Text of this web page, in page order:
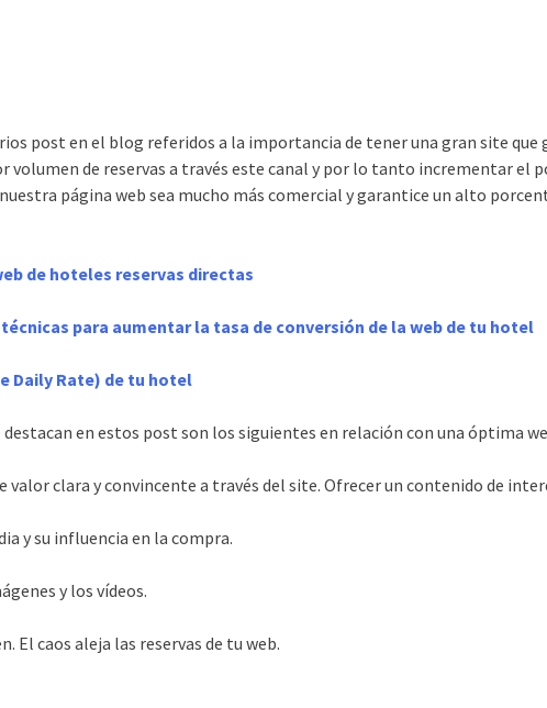
post en el blog referidos a la importancia de tener una gran site que
volumen de reservas a través este canal y por lo tanto incrementar el
página web sea mucho más comercial y garantice un alto
de hoteles reservas directas
para aumentar la tasa de conversión de la web de tu hotel
Daily Rate) de tu hotel
destacan en estos post son los siguientes en relación con una óptima
valor clara y convincente a través del site. Ofrecer un contenido de
y su influencia en la compra.
y los vídeos.
El caos aleja las reservas de tu web.